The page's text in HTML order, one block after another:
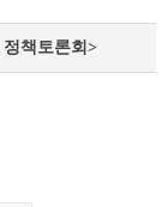
책토론회>